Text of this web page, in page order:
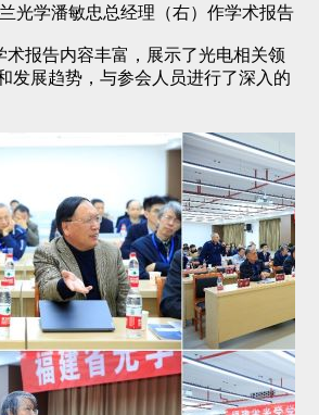
光学潘敏忠总经理（右）作学术报告
术报告内容丰富，展示了光电相关领
发展趋势，与参会人员进行了深入的